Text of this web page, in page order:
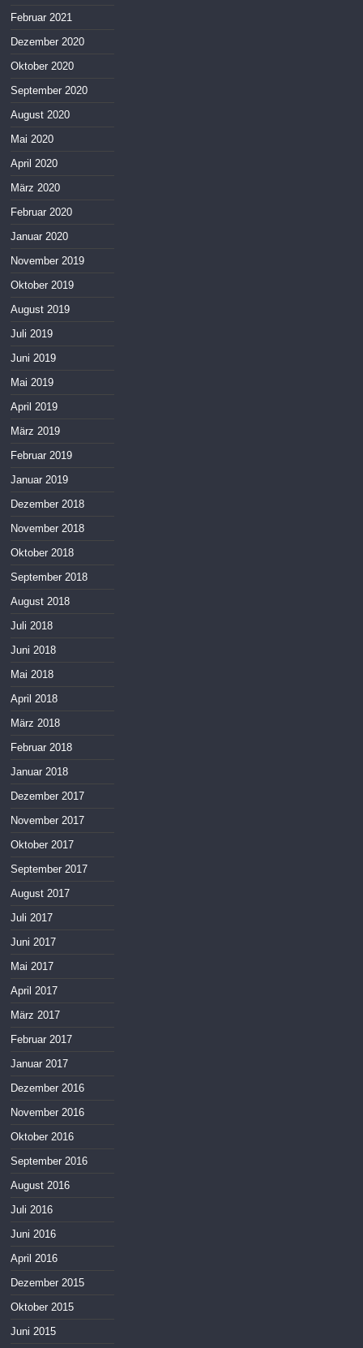
Februar 2021
Dezember 2020
Oktober 2020
September 2020
August 2020
Mai 2020
April 2020
März 2020
Februar 2020
Januar 2020
November 2019
Oktober 2019
August 2019
Juli 2019
Juni 2019
Mai 2019
April 2019
März 2019
Februar 2019
Januar 2019
Dezember 2018
November 2018
Oktober 2018
September 2018
August 2018
Juli 2018
Juni 2018
Mai 2018
April 2018
März 2018
Februar 2018
Januar 2018
Dezember 2017
November 2017
Oktober 2017
September 2017
August 2017
Juli 2017
Juni 2017
Mai 2017
April 2017
März 2017
Februar 2017
Januar 2017
Dezember 2016
November 2016
Oktober 2016
September 2016
August 2016
Juli 2016
Juni 2016
April 2016
Dezember 2015
Oktober 2015
Juni 2015